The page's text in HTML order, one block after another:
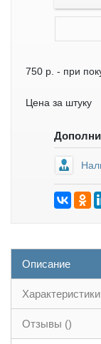
750 р. - при
Цена за штуку
Описание
Характеристики
Отзывы ()